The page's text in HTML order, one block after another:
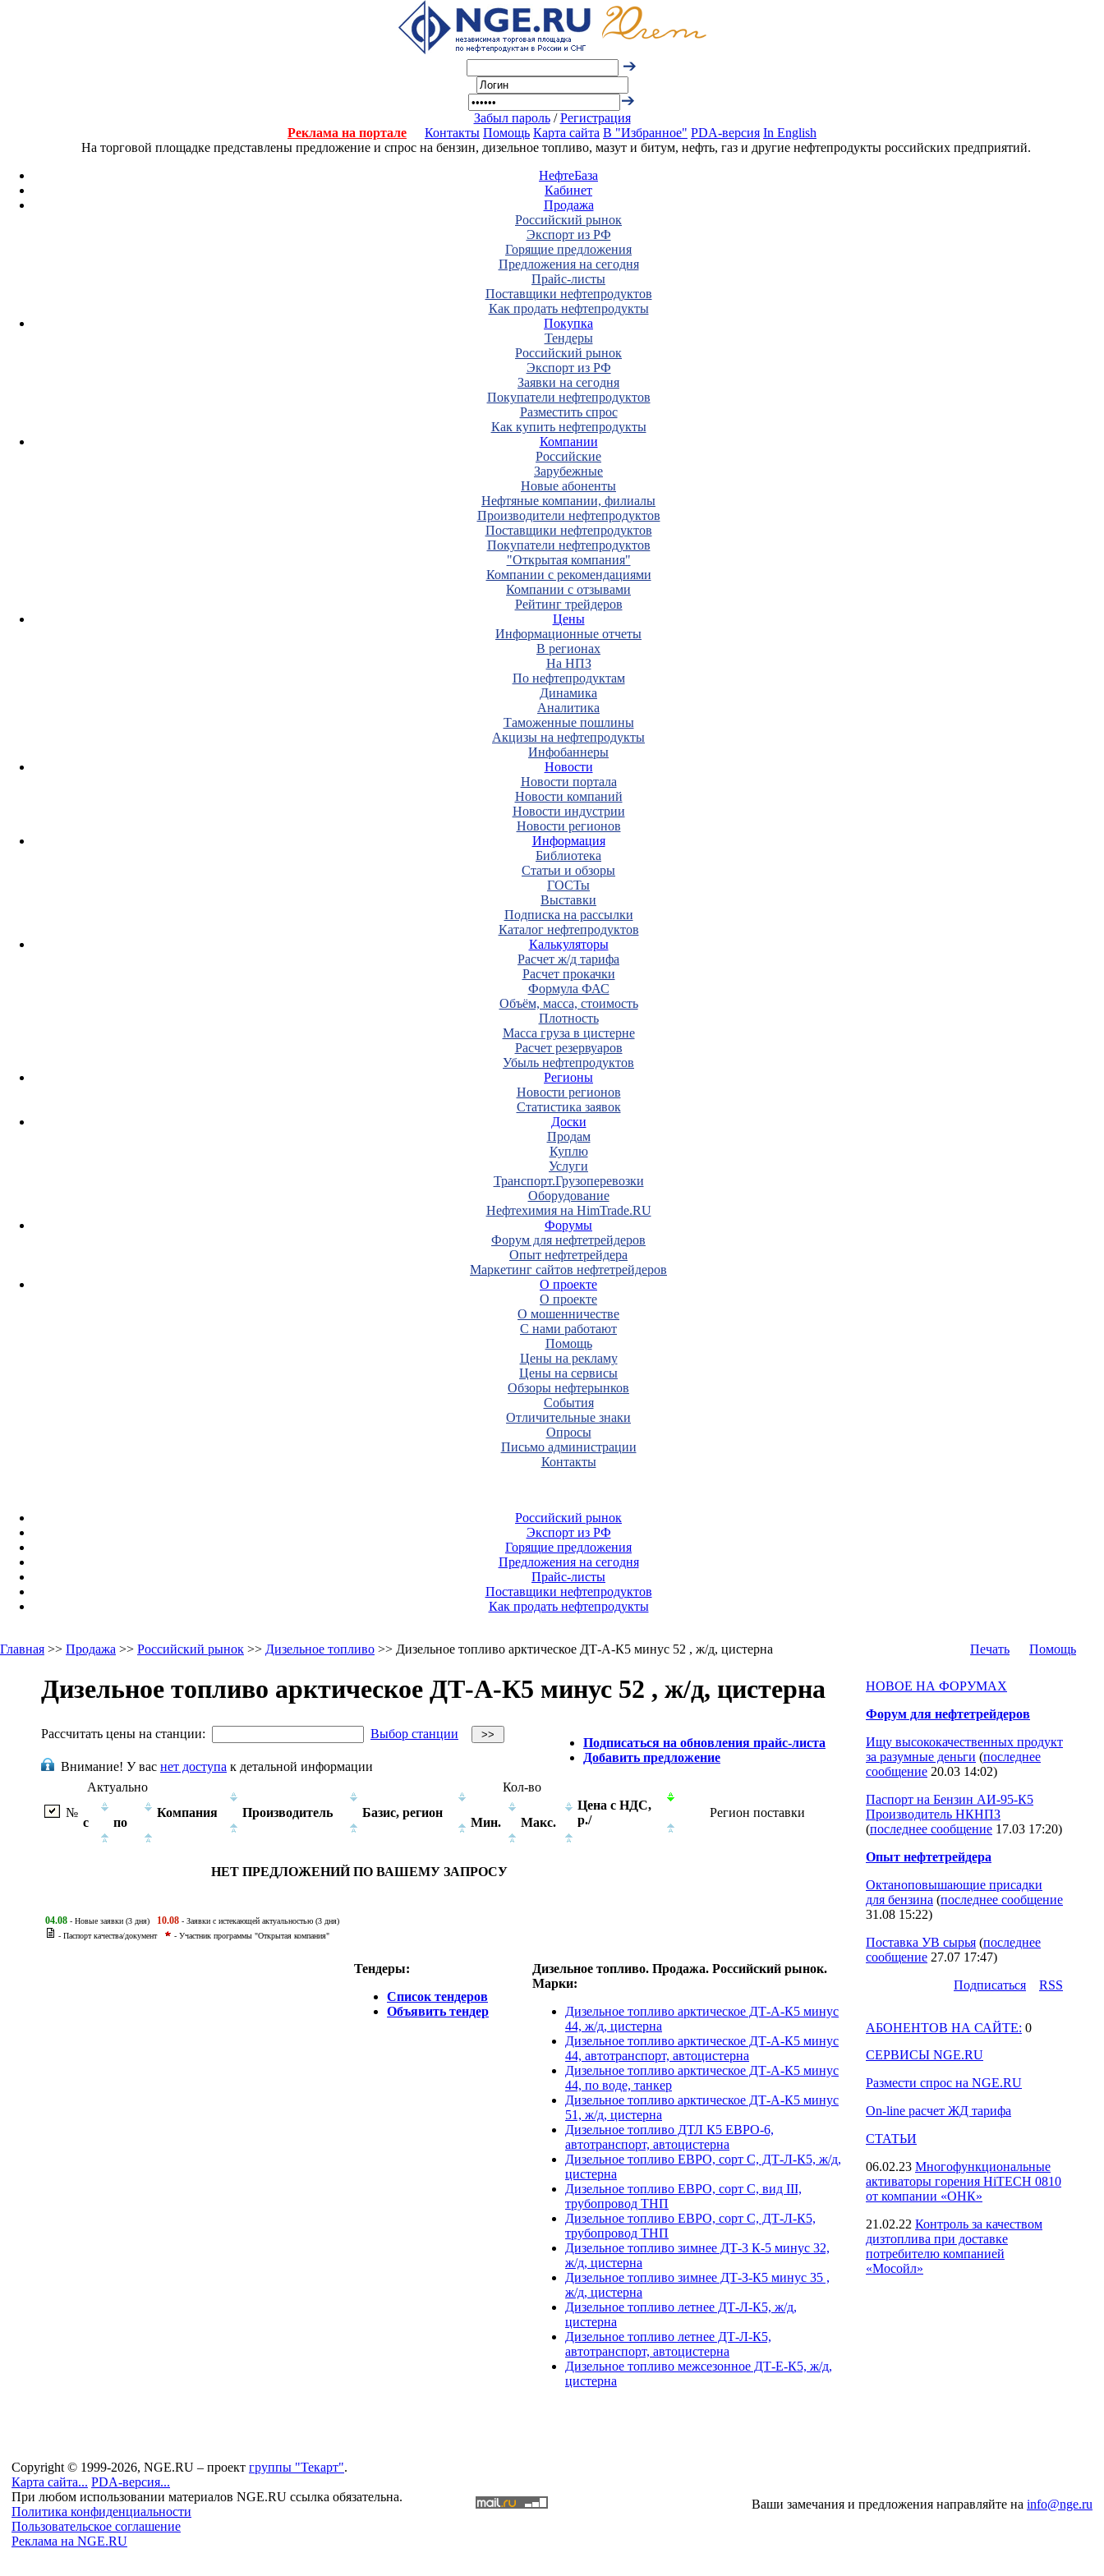
Забыл пароль/Регистрация
Реклама на портале
Контакты Помощь Карта сайта В "Избранное" PDA-версия In English
На торговой площадке представлены предложение и спрос на бензин, дизельное топливо, мазут и битум, нефть, газ и другие нефтепродукты российских предприятий.
НефтеБаза
Кабинет
Продажа
Российский рынок
Экспорт из РФ
Горящие предложения
Предложения на сегодня
Прайс-листы
Поставщики нефтепродуктов
Как продать нефтепродукты
Покупка
Тендеры
Российский рынок
Экспорт из РФ
Заявки на сегодня
Покупатели нефтепродуктов
Разместить спрос
Как купить нефтепродукты
Компании
Российские
Зарубежные
Новые абоненты
Нефтяные компании, филиалы
Производители нефтепродуктов
Поставщики нефтепродуктов
Покупатели нефтепродуктов
"Открытая компания"
Компании с рекомендациями
Компании с отзывами
Рейтинг трейдеров
Цены
Информационные отчеты
В регионах
На НПЗ
По нефтепродуктам
Динамика
Аналитика
Таможенные пошлины
Акцизы на нефтепродукты
Инфобаннеры
Новости
Новости портала
Новости компаний
Новости индустрии
Новости регионов
Информация
Библиотека
Статьи и обзоры
ГОСТы
Выставки
Подписка на рассылки
Каталог нефтепродуктов
Калькуляторы
Расчет ж/д тарифа
Расчет прокачки
Формула ФАС
Объём, масса, стоимость
Плотность
Масса груза в цистерне
Расчет резервуаров
Убыль нефтепродуктов
Регионы
Новости регионов
Статистика заявок
Доски
Продам
Куплю
Услуги
Транспорт.Грузоперевозки
Оборудование
Нефтехимия на HimTrade.RU
Форумы
Форум для нефтетрейдеров
Опыт нефтетрейдера
Маркетинг сайтов нефтетрейдеров
О проекте
О проекте
О мошенничестве
С нами работают
Помощь
Цены на рекламу
Цены на сервисы
Обзоры нефтерынков
События
Отличительные знаки
Опросы
Письмо администрации
Контакты
Российский рынок
Экспорт из РФ
Горящие предложения
Предложения на сегодня
Прайс-листы
Поставщики нефтепродуктов
Как продать нефтепродукты
Главная >> Продажа >> Российский рынок >> Дизельное топливо >> Дизельное топливо арктическое ДТ-А-К5 минус 52 , ж/д, цистерна Печать Помощь
Дизельное топливо арктическое ДТ-А-К5 минус 52 , ж/д, цистерна
Рассчитать цены на станции: Выбор станции
Внимание! У вас нет доступа к детальной информации
Подписаться на обновления прайс-листа
Добавить предложение
№
Актуально
Компания
Производитель Базис, регион
Кол-во
Цена с НДС,
р./
Регион поставки
с по Мин. Макс.
НЕТ ПРЕДЛОЖЕНИЙ ПО ВАШЕМУ ЗАПРОСУ
04.08 - Новые заявки (3 дня) 10.08 - Заявки с истекающей актуальностью (3 дня)
- Паспорт качества/документ
- Участник программы "Открытая компания"
Тендеры:
Список тендеров
Объявить тендер
Дизельное топливо. Продажа. Российский рынок.
Марки:
Дизельное топливо арктическое ДТ-А-К5 минус
44, ж/д, цистерна
Дизельное топливо арктическое ДТ-А-К5 минус
44, автотранспорт, автоцистерна
Дизельное топливо арктическое ДТ-А-К5 минус
44, по воде, танкер
Дизельное топливо арктическое ДТ-А-К5 минус
51, ж/д, цистерна
Дизельное топливо ДТЛ К5 ЕВРО-6,
автотранспорт, автоцистерна
Дизельное топливо ЕВРО, сорт C, ДТ-Л-К5, ж/д,
цистерна
Дизельное топливо ЕВРО, сорт С, вид III,
трубопровод ТНП
Дизельное топливо ЕВРО, сорт С, ДТ-Л-К5,
трубопровод ТНП
Дизельное топливо зимнее ДТ-3 К-5 минус 32,
ж/д, цистерна
Дизельное топливо зимнее ДТ-З-К5 минус 35 ,
ж/д, цистерна
Дизельное топливо летнее ДТ-Л-К5, ж/д,
цистерна
Дизельное топливо летнее ДТ-Л-К5,
автотранспорт, автоцистерна
Дизельное топливо межсезонное ДТ-Е-К5, ж/д,
цистерна
НОВОЕ НА ФОРУМАХ
Форум для нефтетрейдеров
Ищу высококачественных продукт
за разумные деньги (последнее
сообщение 20.03 14:02)
Паспорт на Бензин АИ-95-К5
Производитель НКНПЗ
(последнее сообщение 17.03 17:20)
Опыт нефтетрейдера
Октаноповышающие присадки
для бензина (последнее сообщение
31.08 15:22)
Поставка УВ сырья (последнее
сообщение 27.07 17:47)
Подпиcаться
RSS
АБОНЕНТОВ НА САЙТЕ: 0
СЕРВИСЫ NGE.RU
Размести спрос на NGE.RU
On-line расчет ЖД тарифа
СТАТЬИ
06.02.23 Многофункциональные
активаторы горения HiTECH 0810
от компании «ОНК»
21.02.22 Контроль за качеством
дизтоплива при доставке
потребителю компанией
«Мосойл»
Copyright © 1999-2026, NGE.RU – проект группы "Текарт".
Карта сайта... PDA-версия...
При любом использовании материалов NGE.RU ссылка обязательна.
Политика конфиденциальности
Пользовательское соглашение
Реклама на NGE.RU
Ваши замечания и предложения направляйте на info@nge.ru